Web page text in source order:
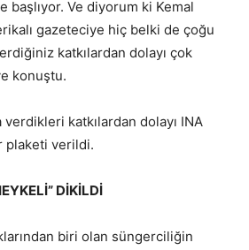
başlıyor. Ve diyorum ki Kemal
gazeteciye hiç belki de çoğu
katkılardan dolayı çok
konuştu.
verdikleri katkılardan dolayı INA
plaketi verildi.
DİKİLDİ
biri olan süngerciliğin